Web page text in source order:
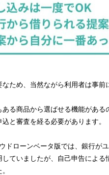
ため、当然ながら利用者は事
る商品から選ばせる機能があ
と審査を経る必要があります。
ドローンベータ版では、銀行が
ていましたが、自己申告によ